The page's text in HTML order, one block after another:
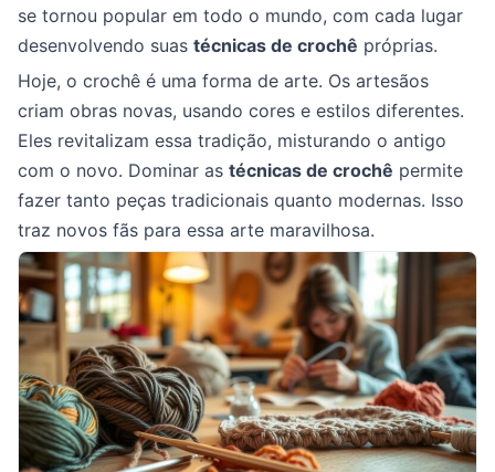
se tornou popular em todo o mundo, com cada lugar
desenvolvendo suas técnicas de crochê próprias.
Hoje, o crochê é uma forma de arte. Os artesãos
criam obras novas, usando cores e estilos diferentes.
Eles revitalizam essa tradição, misturando o antigo
com o novo. Dominar as técnicas de crochê permite
fazer tanto peças tradicionais quanto modernas. Isso
traz novos fãs para essa arte maravilhosa.